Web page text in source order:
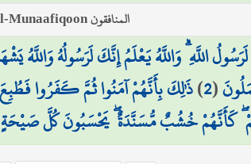
المنافقون Al-Munaafiqoon
اللَّهِ ۗ وَاللَّهُ يَعْلَمُ إِنَّكَ لَرَسُولُهُ وَاللَّهُ
(
2
)ذَٰلِكَ بِأَنَّهُمْ آمَنُوا ثُمَّ كَفَرُوا
كَأَنَّهُمْ خُشُبٌ مُّسَنَّدَةٌ ۖ يَحْسَبُونَ كُلَّ صَيْحَةٍ